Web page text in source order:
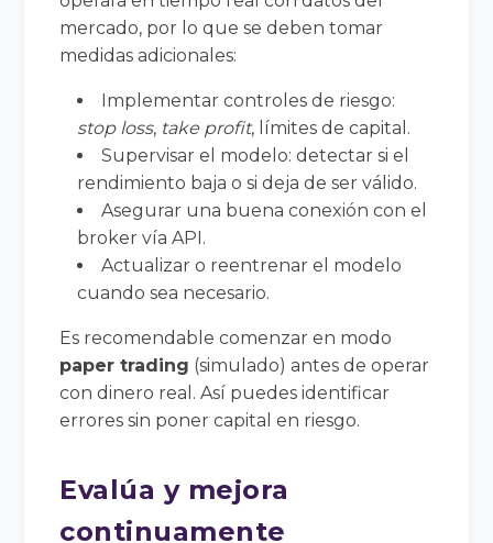
mercado, por lo que se deben tomar
medidas adicionales:
Implementar controles de riesgo:
stop loss, take profit, límites de capital.
Supervisar el modelo: detectar si el
rendimiento baja o si deja de ser válido.
Asegurar una buena conexión con el
broker vía API.
Actualizar o reentrenar el modelo
cuando sea necesario.
Es recomendable comenzar en modo
paper trading (simulado) antes de operar
con dinero real. Así puedes identificar
errores sin poner capital en riesgo.
Evalúa y mejora
continuamente